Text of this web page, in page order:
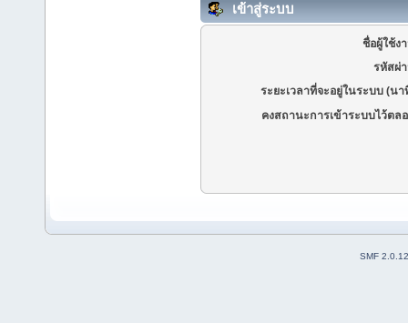
เข้าสู่ระบบ
ชื่อผู้ใช้ง
รหัสผ่
ระยะเวลาที่จะอยู่ในระบบ (นา
คงสถานะการเข้าระบบไว้ตล
SMF 2.0.12